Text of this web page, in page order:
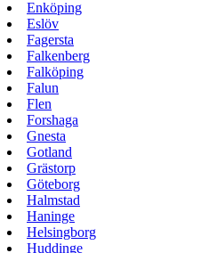
Enköping
Eslöv
Fagersta
Falkenberg
Falköping
Falun
Flen
Forshaga
Gnesta
Gotland
Grästorp
Göteborg
Halmstad
Haninge
Helsingborg
Huddinge